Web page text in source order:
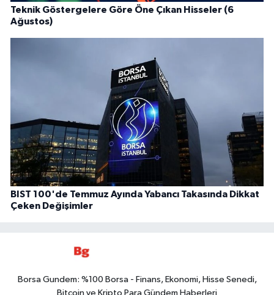
Teknik Göstergelere Göre Öne Çıkan Hisseler (6
Ağustos)
BIST 100'de Temmuz Ayında Yabancı Takasında Dikkat
Çeken Değişimler
Borsa Gundem: %100 Borsa - Finans, Ekonomi, Hisse Senedi,
Bitcoin ve Kripto Para Gündem Haberleri